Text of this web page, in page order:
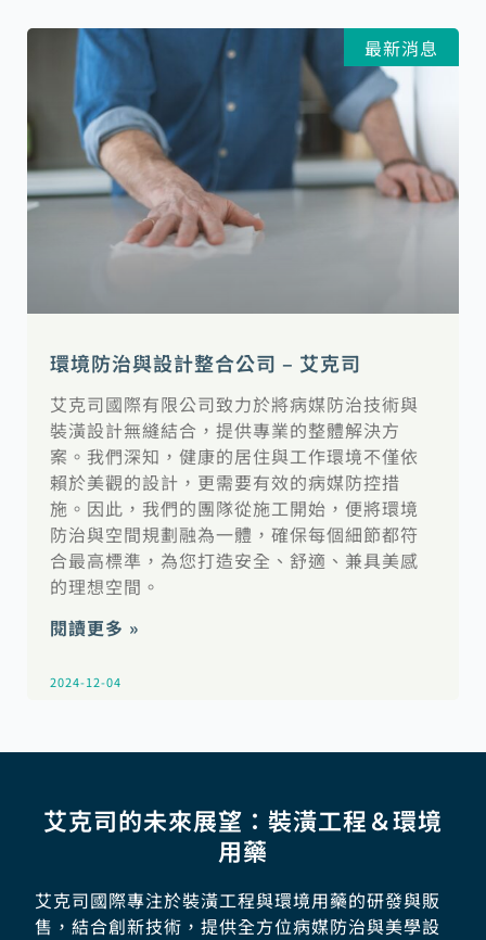
最新消息
環境防治與設計整合公司 – 艾克司
艾克司國際有限公司致力於將病媒防治技術與
裝潢設計無縫結合，提供專業的整體解決方
案。我們深知，健康的居住與工作環境不僅依
賴於美觀的設計，更需要有效的病媒防控措
施。因此，我們的團隊從施工開始，便將環境
防治與空間規劃融為一體，確保每個細節都符
合最高標準，為您打造安全、舒適、兼具美感
的理想空間。
閱讀更多 »
2024-12-04
艾克司的未來展望：裝潢工程＆環境
用藥
艾克司國際專注於裝潢工程與環境用藥的研發與販
售，結合創新技術，提供全方位病媒防治與美學設